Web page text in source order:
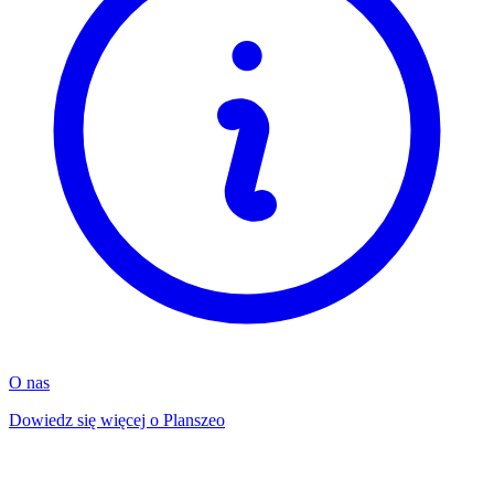
O nas
Dowiedz się więcej o Planszeo